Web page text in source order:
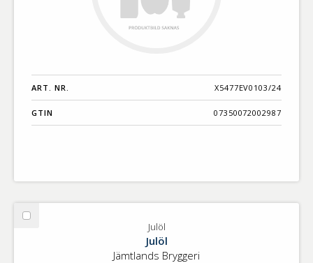
ART. NR. X5477EV0103/24
GTIN 07350072002987
Välj
Julöl
Julöl
Jämtlands Bryggeri